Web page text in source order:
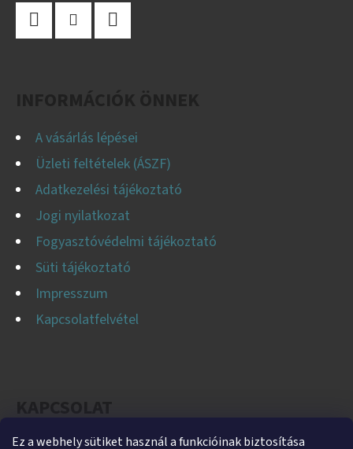
Ez a webhely sütiket használ a funkcióinak biztosítása
A vásárlás lépései
Üzleti feltételek (ÁSZF)
Adatkezelési tájékoztató
Jogi nyilatkozat
Fogyasztóvédelmi tájékoztató
Süti tájékoztató
Impresszum
Kapcsolatfelvétel
helti@helti.hu